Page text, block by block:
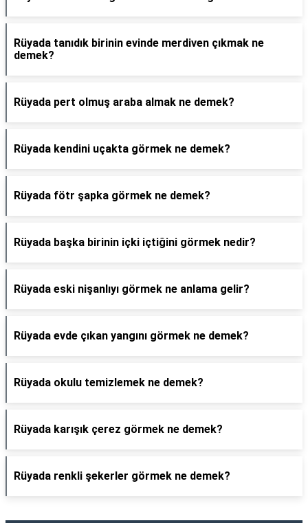
Rüyada tanıdık birinin evinde merdiven çıkmak ne
demek?
Rüyada pert olmuş araba almak ne demek?
Rüyada kendini uçakta görmek ne demek?
Rüyada fötr şapka görmek ne demek?
Rüyada başka birinin içki içtiğini görmek nedir?
Rüyada eski nişanlıyı görmek ne anlama gelir?
Rüyada evde çıkan yangını görmek ne demek?
Rüyada okulu temizlemek ne demek?
Rüyada karışık çerez görmek ne demek?
Rüyada renkli şekerler görmek ne demek?